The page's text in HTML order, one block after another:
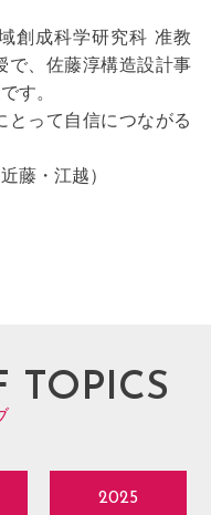
創成科学研究科 准教
で、佐藤淳構造設計事
す。
とって自信につながる
藤・江越）
TOPICS
2025